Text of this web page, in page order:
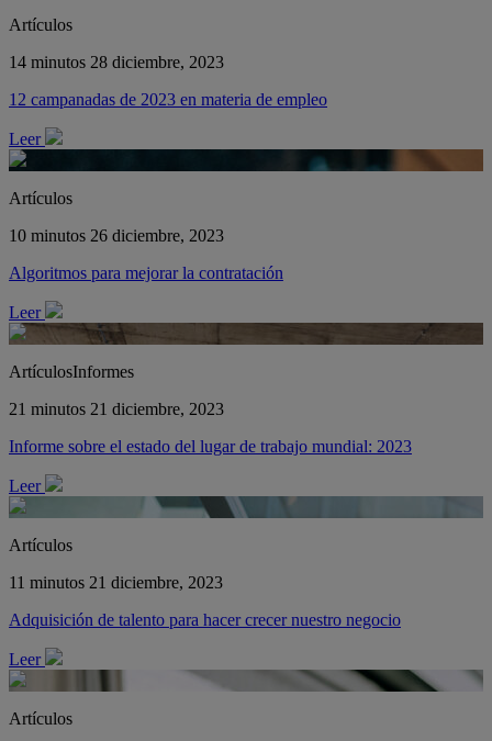
Artículos
14 minutos 28 diciembre, 2023
12 campanadas de 2023 en materia de empleo
Leer
Artículos
10 minutos 26 diciembre, 2023
Algoritmos para mejorar la contratación
Leer
ArtículosInformes
21 minutos 21 diciembre, 2023
Informe sobre el estado del lugar de trabajo mundial: 2023
Leer
Artículos
11 minutos 21 diciembre, 2023
Adquisición de talento para hacer crecer nuestro negocio
Leer
Artículos